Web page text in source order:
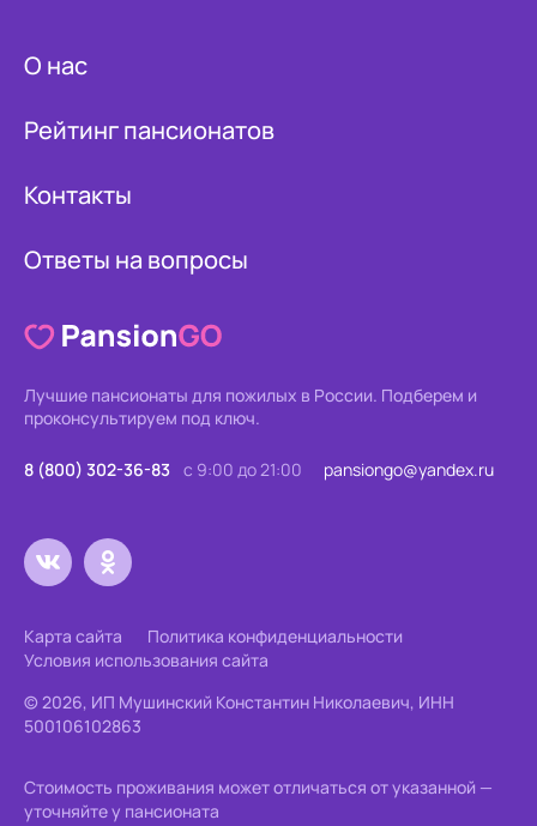
О нас
Рейтинг пансионатов
Контакты
Ответы на вопросы
Лучшие пансионаты для пожилых в России. Подберем и
проконсультируем под ключ.
8 (800) 302-36-83 с 9:00 до 21:00 pansiongo@yandex.ru
Карта сайта
Политика конфиденциальности
Условия использования сайта
© 2026, ИП Мушинский Константин Николаевич, ИНН
500106102863
Стоимость проживания может отличаться от указанной —
уточняйте у пансионата